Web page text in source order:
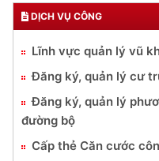
DỊCH VỤ CÔNG
Lĩnh vực quản lý vũ
Đăng ký, quản lý cư
Đăng ký, quản lý
đường bộ
Cấp thẻ Căn cước